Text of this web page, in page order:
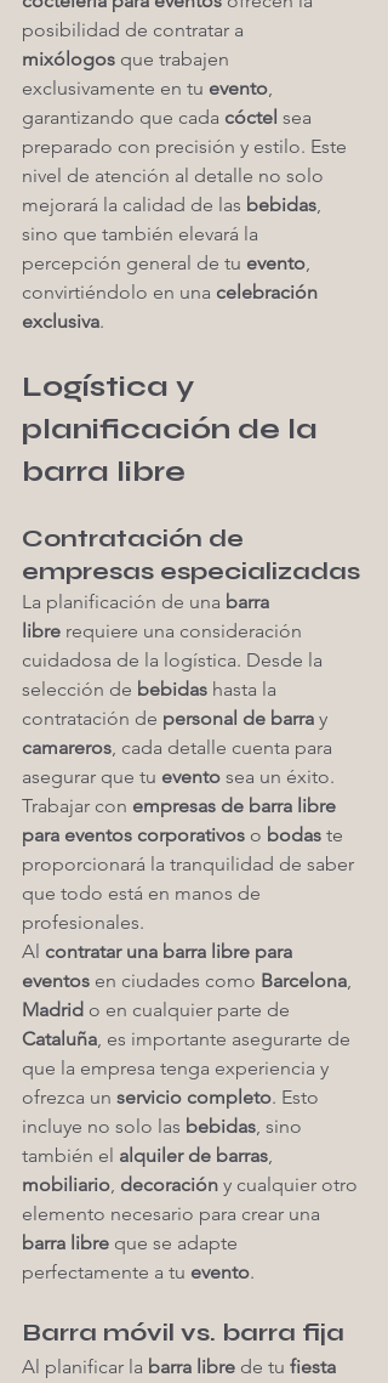
posibilidad de contratar a
mixólogos que trabajen
exclusivamente en tu evento,
garantizando que cada cóctel sea
preparado con precisión y estilo. Este
nivel de atención al detalle no solo
mejorará la calidad de las bebidas,
sino que también elevará la
percepción general de tu evento,
convirtiéndolo en una celebración
exclusiva.
Logística y
planificación de la
barra libre
Contratación de
empresas especializadas
La planificación de una barra
libre requiere una consideración
cuidadosa de la logística. Desde la
selección de bebidas hasta la
contratación de personal de barra y
camareros, cada detalle cuenta para
asegurar que tu evento sea un éxito.
Trabajar con empresas de barra libre
para eventos corporativos o bodas te
proporcionará la tranquilidad de saber
que todo está en manos de
profesionales.
Al contratar una barra libre para
eventos en ciudades como Barcelona,
Madrid o en cualquier parte de
Cataluña, es importante asegurarte de
que la empresa tenga experiencia y
ofrezca un servicio completo. Esto
incluye no solo las bebidas, sino
también el alquiler de barras,
mobiliario, decoración y cualquier otro
elemento necesario para crear una
barra libre que se adapte
perfectamente a tu evento.
Barra móvil vs. barra fija
Al planificar la barra libre de tu fiesta